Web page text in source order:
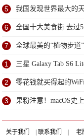
5 我国发现世界最大的
6 全国十大美食街 去过
7 全球最美的“植物步
1 三星 Galaxy Tab S6
2 零花钱就买得起的
评测
3 果粉注意！macOS史
关于我们 联系我们 老